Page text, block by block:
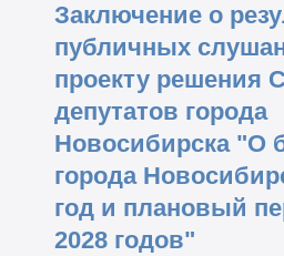
Заключение о
публичных
проекту решения
депутатов города
Новосибирска "О
города
год и плановый
2028 годов"